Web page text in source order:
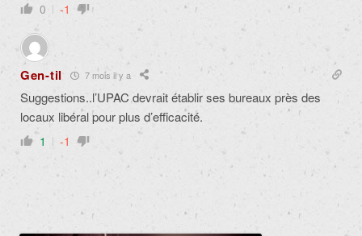
0 -1
Gen-til 7 mois il y a
Suggestions..l’UPAC devrait établir ses bureaux près des
locaux libéral pour plus d’efficacité.
1 -1